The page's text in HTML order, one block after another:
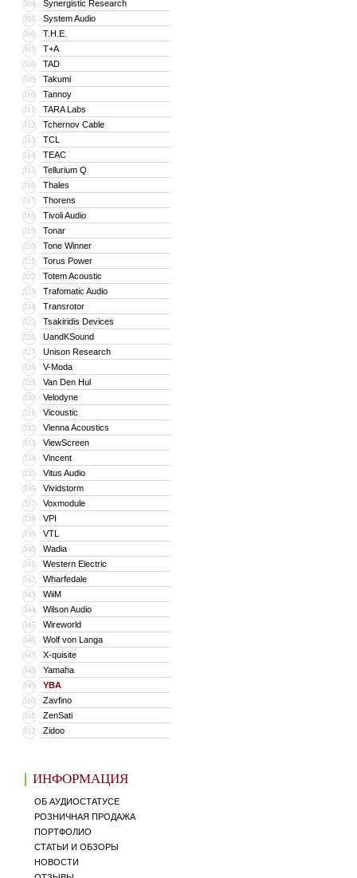
304 Synergistic Research
305 System Audio
306 T.H.E.
307 T+A
308 TAD
309 Takumi
310 Tannoy
311 TARA Labs
312 Tchernov Cable
313 TCL
314 TEAC
315 Tellurium Q
316 Thales
317 Thorens
318 Tivoli Audio
319 Tonar
320 Tone Winner
321 Torus Power
322 Totem Acoustic
323 Trafomatic Audio
324 Transrotor
325 Tsakiridis Devices
326 UandKSound
327 Unison Research
328 V-Moda
329 Van Den Hul
330 Velodyne
331 Vicoustic
332 Vienna Acoustics
333 ViewScreen
334 Vincent
335 Vitus Audio
336 Vividstorm
337 Voxmodule
338 VPI
339 VTL
340 Wadia
341 Western Electric
342 Wharfedale
343 WiiM
344 Wilson Audio
345 Wireworld
346 Wolf von Langa
347 X-quisite
348 Yamaha
349 YBA
350 Zavfino
351 ZenSati
352 Zidoo
ИНФОРМАЦИЯ
ОБ АУДИОСТАТУСЕ
РОЗНИЧНАЯ ПРОДАЖА
ПОРТФОЛИО
СТАТЬИ И ОБЗОРЫ
НОВОСТИ